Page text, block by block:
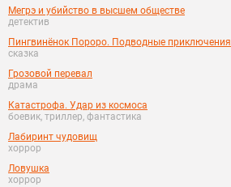
Мегрэ и убийство в высшем обществе
детектив
Пингвинёнок Пороро. Подводные приключения
сказка
Грозовой перевал
драма
Катастрофа. Удар из космоса
боевик, триллер, фантастика
Лабиринт чудовищ
хоррор
Ловушка
хоррор